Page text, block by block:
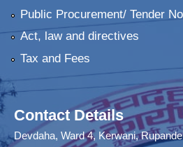
Public Procurement/ Tender
Act, law and directives
Tax and Fees
Contact Details
Devdaha, Ward 4, Kerwani,